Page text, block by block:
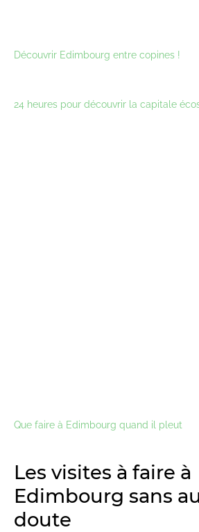
Découvrir Edimbourg entre copines !
24 heures pour découvrir la capitale
Que faire à Edimbourg quand il pleut
Les visites à faire à
Edimbourg sans
doute